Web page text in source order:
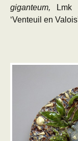
giganteum,
Lmk
‘Venteuil en